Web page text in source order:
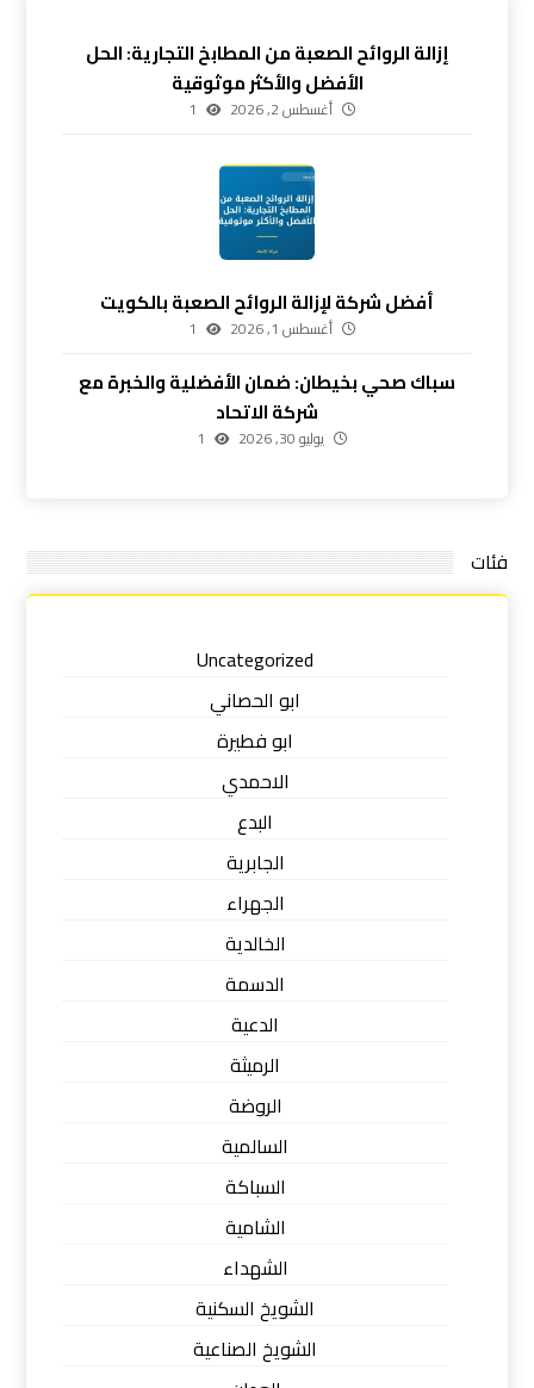
إزالة الروائح الصعبة من المطابخ التجارية: الحل
الأفضل والأكثر موثوقية
أغسطس 2, 2026 1
أفضل شركة لإزالة الروائح الصعبة بالكويت
أغسطس 1, 2026 1
سباك صحي بخيطان: ضمان الأفضلية والخبرة مع
شركة الاتحاد
يوليو 30, 2026 1
فئات
Uncategorized
ابو الحصاني
ابو فطيرة
الاحمدي
البدع
الجابرية
الجهراء
الخالدية
الدسمة
الدعية
الرميثة
الروضة
السالمية
السباكة
الشامية
الشهداء
الشويخ السكنية
الشويخ الصناعية